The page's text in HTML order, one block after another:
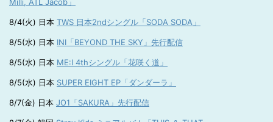
Milli, ATL Jacob」
8/4(火) 日本 TWS 日本2ndシングル「SODA SODA」
8/5(水) 日本 INI「BEYOND THE SKY」先行配信
8/5(水) 日本 ME:I 4thシングル「花咲く道」
8/5(水) 日本 SUPER EIGHT EP「ダンダーラ」
8/7(金) 日本 JO1「SAKURA」先行配信